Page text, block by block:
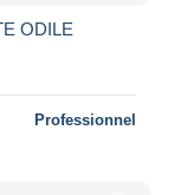
ODILE
Professionnel